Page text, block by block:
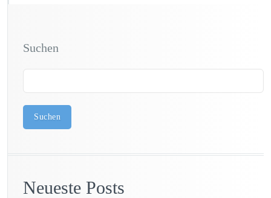
Suchen
Suchen
Neueste Posts